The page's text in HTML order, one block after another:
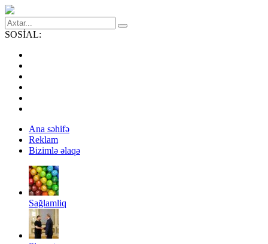
SOSİAL:
Ana səhifə
Reklam
Bizimlə əlaqə
Sağlamliq